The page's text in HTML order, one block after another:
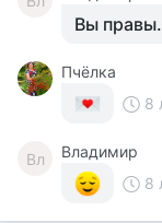
Вы
Пчёлка
8
Вл
Владимир
8